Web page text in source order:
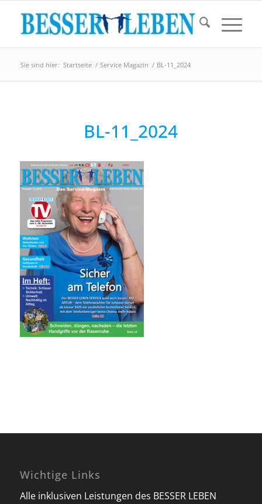
Sie sind hier: Startseite / Service Magazin / BL-11_2024
BL-11_2024
Wichtige Links
Alle inklusiven Leistungen des BESSER LEBEN